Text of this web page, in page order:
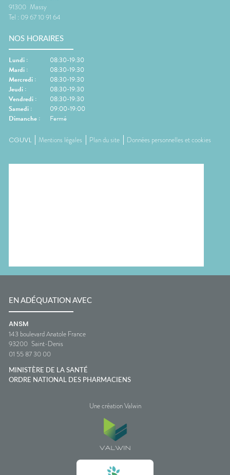
91300 Massy
Tel : 09 67 10 91 64
NOS HORAIRES
Lundi :
08:30-19:30
Mardi :
08:30-19:30
Mercredi :
08:30-19:30
Jeudi :
08:30-19:30
Vendredi :
08:30-19:30
Samedi :
09:00-19:00
Dimanche : Fermé
CGUVL Mentions légales Plan du site Données personnelles et cookies
EN ADÉQUATION AVEC
ANSM
143 boulevard Anatole France
93200 Saint-Denis
01 55 87 30 00
MINISTÈRE DE LA SANTÉ
ORDRE NATIONAL DES PHARMACIENS
Une création Valwin